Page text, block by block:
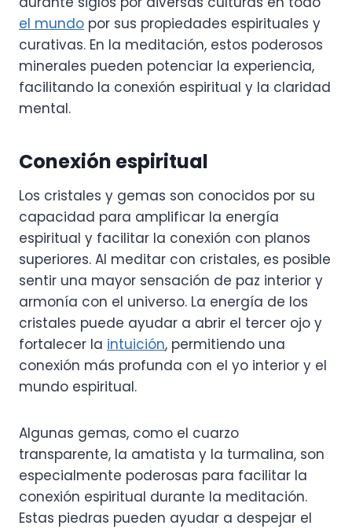
el mundo por sus propiedades espirituales y
curativas. En la meditación, estos poderosos
minerales pueden potenciar la experiencia,
facilitando la conexión espiritual y la claridad
mental.
Conexión espiritual
Los cristales y gemas son conocidos por su
capacidad para amplificar la energía
espiritual y facilitar la conexión con planos
superiores. Al meditar con cristales, es posible
sentir una mayor sensación de paz interior y
armonía con el universo. La energía de los
cristales puede ayudar a abrir el tercer ojo y
fortalecer la intuición, permitiendo una
conexión más profunda con el yo interior y el
mundo espiritual.
Algunas gemas, como el cuarzo
transparente, la amatista y la turmalina, son
especialmente poderosas para facilitar la
conexión espiritual durante la meditación.
Estas piedras pueden ayudar a despejar el